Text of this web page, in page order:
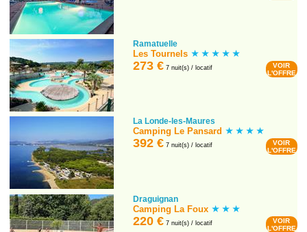
Ramatuelle
Les Tournels
273 € 7 nuit(s) / locatif
VOIR
L'OFFRE
La Londe-les-Maures
Camping Le Pansard
392 € 7 nuit(s) / locatif
VOIR
L'OFFRE
Draguignan
Camping La Foux
220 € 7 nuit(s) / locatif
VOIR
L'OFFRE